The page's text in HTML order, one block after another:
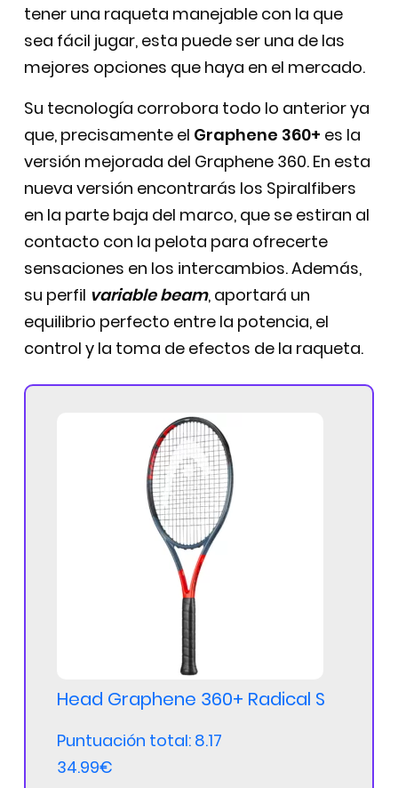
tener una raqueta manejable con la que
sea fácil jugar, esta puede ser una de las
mejores opciones que haya en el mercado.
Su tecnología corrobora todo lo anterior ya
que, precisamente el Graphene 360+ es la
versión mejorada del Graphene 360. En esta
nueva versión encontrarás los Spiralfibers
en la parte baja del marco, que se estiran al
contacto con la pelota para ofrecerte
sensaciones en los intercambios. Además,
su perfil variable beam, aportará un
equilibrio perfecto entre la potencia, el
control y la toma de efectos de la raqueta.
Head Graphene 360+ Radical S
Puntuación total: 8.17
34.99€